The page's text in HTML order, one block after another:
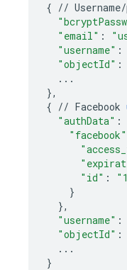
{ // Username/
"email" :
"username" :
"objectId" :
...
},
{ // Facebook
"authData" :
"facebook"
"id" :
}
},
"username" :
"objectId" :
...
}